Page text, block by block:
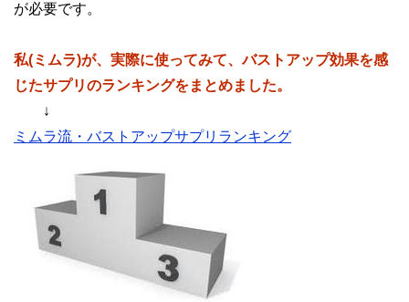
が必要です。
私(ミムラ)が、実際に使ってみて、バストアップ効果を感
じたサプリのランキングをまとめました。
↓
ミムラ流・バストアップサプリランキング